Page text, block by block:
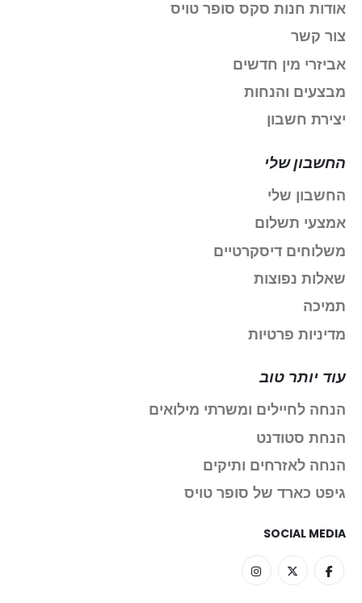
אודות חנות סקס סופר טויס
צור קשר
אביזרי מין חדשים
מבצעים והנחות
יצירת חשבון
החשבון שלי
החשבון שלי
אמצעי תשלום
משלוחים דיסקרטיים
שאלות נפוצות
תמיכה
מדיניות פרטיות
עוד יותר טוב
הנחה לחיילים ומשרתי מילואים
הנחת סטודנט
הנחה לאזרחים ותיקים
גיפט כארד של סופר טויס
SOCIAL MEDIA